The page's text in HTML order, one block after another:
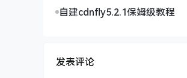
自建cdnfly5.2.1保姆级教程
发表评论